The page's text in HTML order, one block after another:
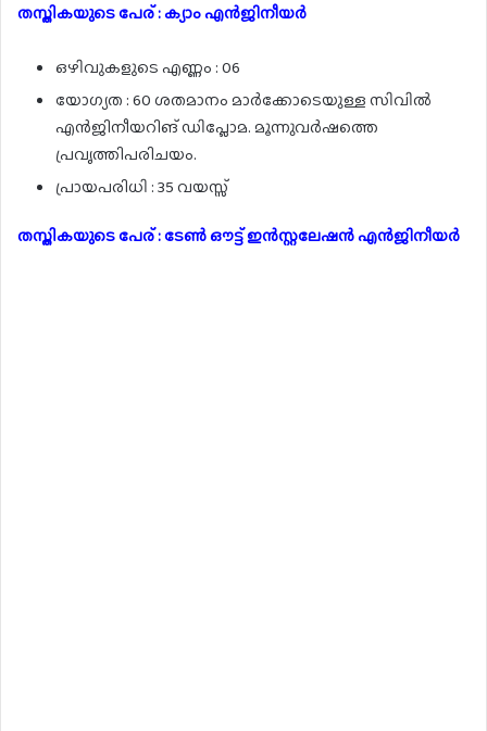
തസ്തികയുടെ പേര് : ക്യാം എൻജിനീയർ
ഒഴിവുകളുടെ എണ്ണം : 06
യോഗ്യത : 60 ശതമാനം മാർക്കോടെയുള്ള സിവിൽ
എൻജിനീയറിങ് ഡിപ്ലോമ. മൂന്നുവർഷത്തെ
പ്രവൃത്തിപരിചയം.
പ്രായപരിധി : 35 വയസ്സ്
തസ്തികയുടെ പേര് : ടേൺ ഔട്ട് ഇൻസ്റ്റലേഷൻ എൻജിനീയർ